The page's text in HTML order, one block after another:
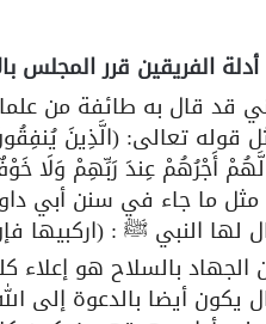
الفريقين قرر المجلس
قد قال به طائفة من
قوله تعالى: (الَّذِينَ
مثل ما جاء في سنن أبي
لها النبي ﷺ : (اركبيها
بالسلاح هو إعلاء
يكون أيضا بالدعوة إلى